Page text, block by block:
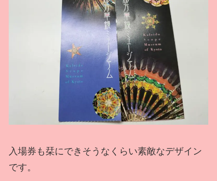
入場券も栞にできそうなくらい素敵なデザイン
です。